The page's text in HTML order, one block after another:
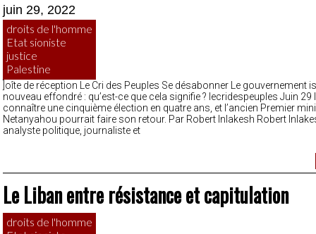
juin 29, 2022
droits de l'homme
Etat sioniste
justice
Palestine
]oîte de réception Le Cri des Peuples Se désabonner Le gouvernement
nouveau effondré : qu’est-ce que cela signifie ? lecridespeuples Juin 29
connaître une cinquième élection en quatre ans, et l’ancien Premier
Netanyahou pourrait faire son retour. Par Robert Inlakesh Robert
analyste politique, journaliste et
Le Liban entre résistance et capitulation
droits de l'homme